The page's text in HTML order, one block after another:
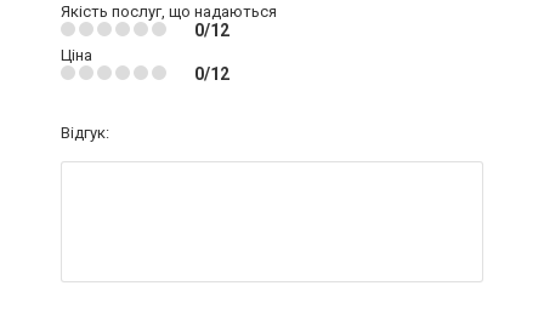
Якість послуг, що надаються
0/12
Ціна
0/12
Відгук: